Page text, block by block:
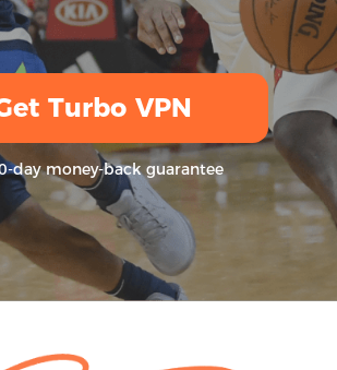
Turbo VPN
day money-back guarantee